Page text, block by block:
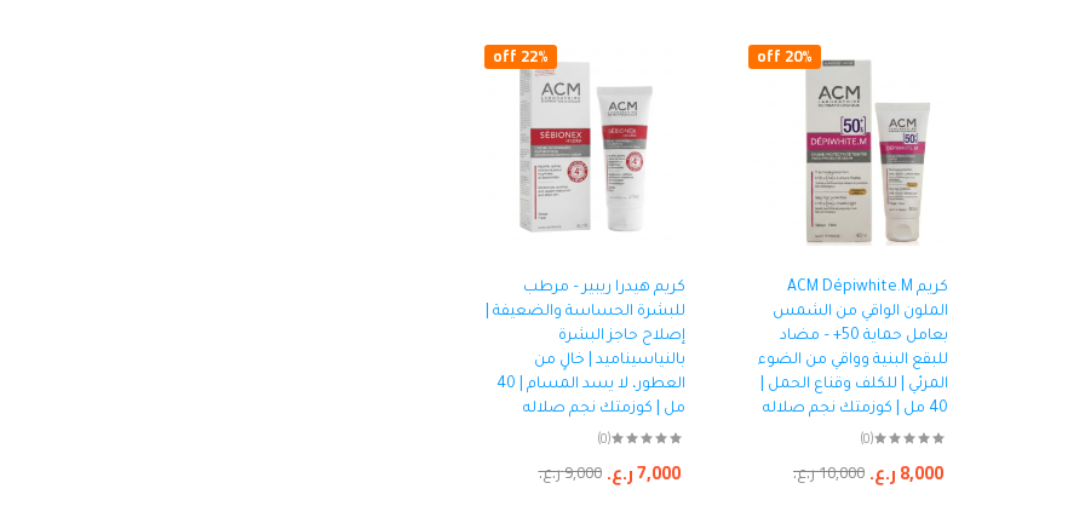
20% off
كريم ACM Dépiwhite.M
الملون الواقي من الشمس
بعامل حماية 50+ – مضاد
للبقع البنية وواقي من الضوء
المرئي | للكلف وقناع الحمل |
40 مل | كوزمتك نجم صلاله
(0)
10,000ر.ع. 8,000ر.ع.
22% off
كريم هيدرا ريبير – مرطب
للبشرة الحساسة والضعيفة |
إصلاح حاجز البشرة
بالنياسيناميد | خالٍ من
العطور، لا يسد المسام | 40
مل | كوزمتك نجم صلاله
(0)
9,000ر.ع. 7,000ر.ع.